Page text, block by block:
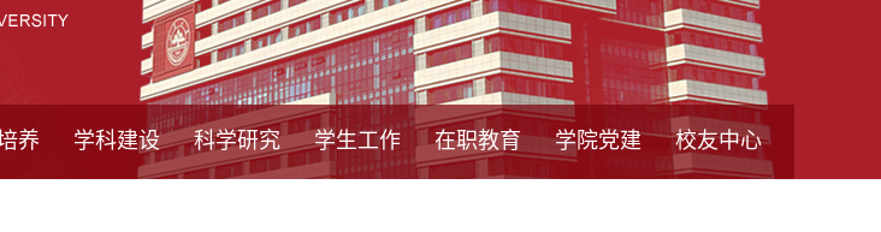
养 学科建设 科学研究 学生工作 在职教育 学院党建 校友中心